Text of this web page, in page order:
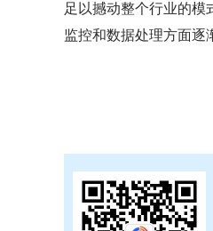
足以撼动整个行业的模
监控和数据处理方面逐